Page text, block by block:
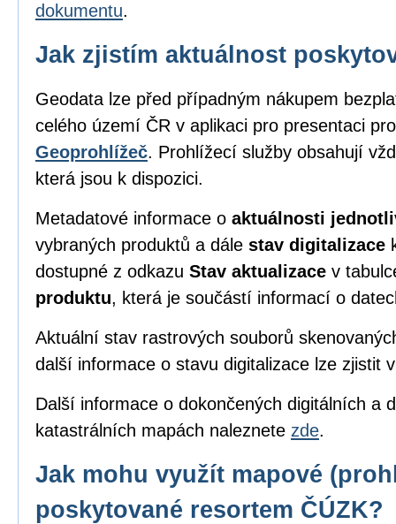
dokumentu.
Jak zjistím aktuálnost
Geodata lze před případným nákupem
celého území ČR v aplikaci pro presentaci
Geoprohlížeč. Prohlížecí služby obsahují
která jsou k dispozici.
Metadatové informace o aktuálnosti
vybraných produktů a dále stav digitalizace
dostupné z odkazu Stav aktualizace v
produktu, která je součástí informací o
Aktuální stav rastrových souborů
další informace o stavu digitalizace lze zjistit
Další informace o dokončených digitálních a
katastrálních mapách naleznete zde.
Jak mohu využít mapové
poskytované resortem ČÚZK?